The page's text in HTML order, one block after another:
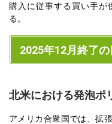
購入に従事する買い手が
る。
2025年12月終了
北米における発泡ポ
アメリカ合衆国では、拡